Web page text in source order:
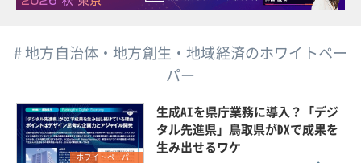
# 地方自治体・地方創生・地域経済のホワイトペー
パー
ホワイトペーパー
生成AIを県庁業務に導入？「デジ
タル先進県」鳥取県がDXで成果を
生み出せるワケ